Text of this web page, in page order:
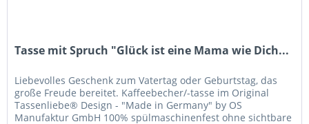
Tasse mit Spruch "Glück ist eine Mama wie Dich...
Liebevolles Geschenk zum Vatertag oder Geburtstag, das
große Freude bereitet. Kaffeebecher/-tasse im Original
Tassenliebe® Design - "Made in Germany" by OS
Manufaktur GmbH 100% spülmaschinenfest ohne sichtbare